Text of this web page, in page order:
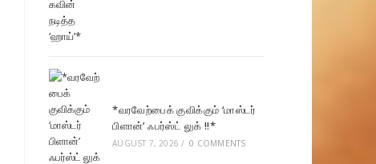
*வரவேற்பைக் குவிக்கும் ‘மாஸ்டர்
பிளான்’ ஃபர்ஸ்ட் லுக் !!*
AUGUST 7, 2026 / 0 COMMENTS